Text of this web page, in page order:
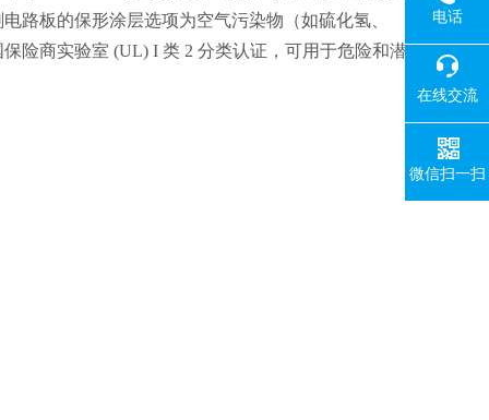
板的保形涂层选项为空气污染物（如硫化氢、
险商实验室 (UL) I 类 2 分类认证，可用于危险和潜
电话
在线交流
微信扫一扫